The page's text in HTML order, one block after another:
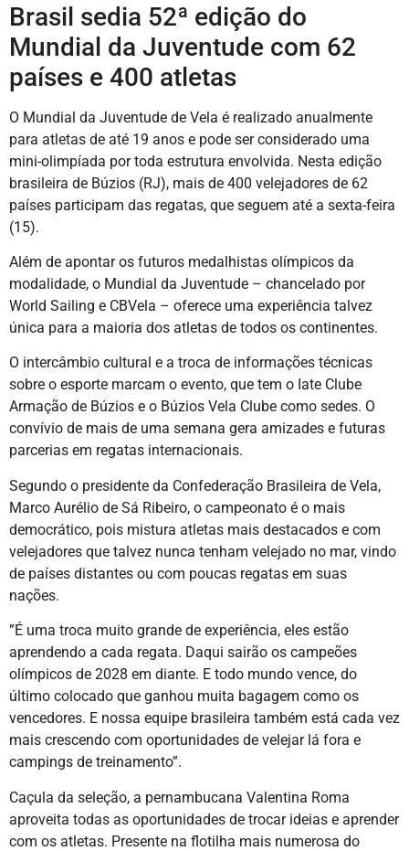
Brasil sedia 52ª edição do
Mundial da Juventude com 62
países e 400 atletas
O Mundial da Juventude de Vela é realizado anualmente
para atletas de até 19 anos e pode ser considerado uma
mini-olimpíada por toda estrutura envolvida. Nesta edição
brasileira de Búzios (RJ), mais de 400 velejadores de 62
países participam das regatas, que seguem até a sexta-feira
(15).
Além de apontar os futuros medalhistas olímpicos da
modalidade, o Mundial da Juventude – chancelado por
World Sailing e CBVela – oferece uma experiência talvez
única para a maioria dos atletas de todos os continentes.
O intercâmbio cultural e a troca de informações técnicas
sobre o esporte marcam o evento, que tem o Iate Clube
Armação de Búzios e o Búzios Vela Clube como sedes. O
convívio de mais de uma semana gera amizades e futuras
parcerias em regatas internacionais.
Segundo o presidente da Confederação Brasileira de Vela,
Marco Aurélio de Sá Ribeiro, o campeonato é o mais
democrático, pois mistura atletas mais destacados e com
velejadores que talvez nunca tenham velejado no mar, vindo
de países distantes ou com poucas regatas em suas
nações.
”É uma troca muito grande de experiência, eles estão
aprendendo a cada regata. Daqui sairão os campeões
olímpicos de 2028 em diante. E todo mundo vence, do
último colocado que ganhou muita bagagem como os
vencedores. E nossa equipe brasileira também está cada vez
mais crescendo com oportunidades de velejar lá fora e
campings de treinamento”.
Caçula da seleção, a pernambucana Valentina Roma
aproveita todas as oportunidades de trocar ideias e aprender
com os atletas. Presente na flotilha mais numerosa do